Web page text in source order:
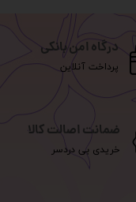
درگاه امن بانکی
پرداخت آنلاین
ضمانت اصالت کالا
خریدی بی دردسر